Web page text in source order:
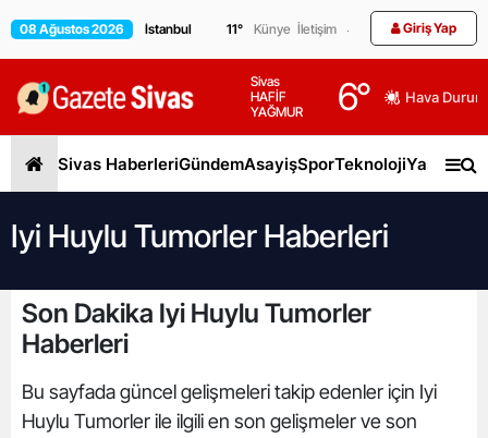
08 Ağustos 2026 11° Künye İletişim Giriş Yap
Sivas
HAFİF
YAĞMUR
6° Hava
Sivas HaberleriGündemAsayişSporTeknolojiYaşam
Iyi Huylu Tumorler Haberleri
Son Dakika Iyi Huylu Tumorler
Haberleri
Bu sayfada güncel gelişmeleri takip edenler için Iyi
Huylu Tumorler ile ilgili en son gelişmeler ve son